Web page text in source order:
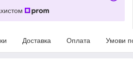
Доставка Оплата Умови